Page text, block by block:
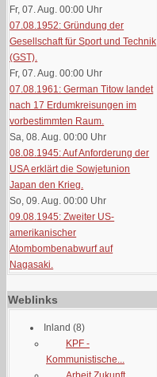
Fr, 07. Aug. 00:00 Uhr
07.08.1952: Gründung der
Gesellschaft für Sport und Technik
(GST).
Fr, 07. Aug. 00:00 Uhr
07.08.1961: German Titow landet
nach 17 Erdumkreisungen im
vorbestimmten Raum.
Sa, 08. Aug. 00:00 Uhr
08.08.1945: Auf Anforderung der
USA erklärt die Sowjetunion
Japan den Krieg.
So, 09. Aug. 00:00 Uhr
09.08.1945: Zweiter US-
amerikanischer
Atombombenabwurf auf
Nagasaki.
Weblinks
Inland (8)
KPF -
Kommunistische...